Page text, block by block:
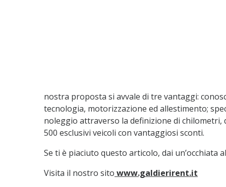
nostra proposta si avvale di tre vantaggi:
tecnologia, motorizzazione ed allestimento;
noleggio attraverso la definizione di
500 esclusivi veicoli con vantaggiosi sconti.
Se ti è piaciuto questo articolo, dai un’occhiata
Visita il nostro sito www.galdierirent.it